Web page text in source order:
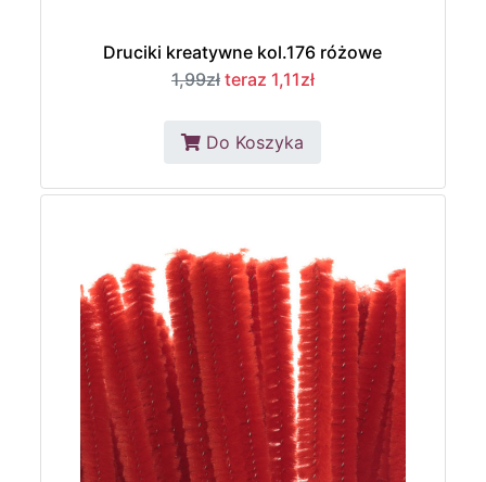
Druciki kreatywne kol.176 różowe
1,99zł teraz 1,11zł
Do Koszyka